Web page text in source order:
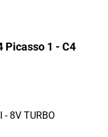
Picasso 1 - C4
- 8V TURBO